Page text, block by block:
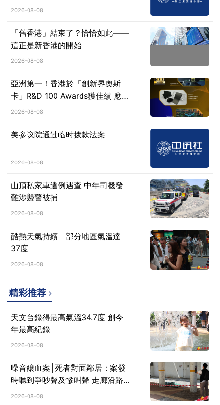
蘊瑤
2026-08-08
「舊香港」結束了？恰恰如此——
這正是新香港的開始
2026-08-08
亞洲第一！香港於「創新界奧斯
卡」R&D 100 Awards獲佳績 應科
院勇奪三項大獎
2026-08-08
美参议院通过临时拨款法案
2026-08-08
山頂私家車違例遇查 中年司機發
難涉襲警被捕
2026-08-08
酷熱天氣持續 部分地區氣溫達
37度
2026-08-08
精彩推荐
天文台錄得最高氣溫34.7度 創今
年最高紀錄
2026-08-08
噪音釀血案│死者對面鄰居：案發
時聽到爭吵聲及慘叫聲 走廊沿路
滿是血
2026-08-08